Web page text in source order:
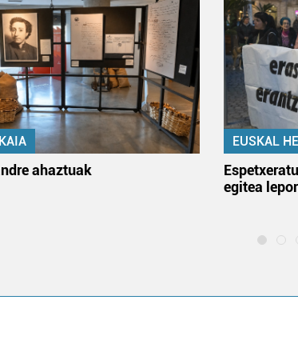
ahaztuak
EUSKAL
egitea